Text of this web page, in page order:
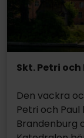
Skt. Petri
Den vackra
Petri och
Brandenburg